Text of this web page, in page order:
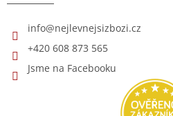
info@nejlevnejsizbozi.cz
+420 608 873 565
Jsme na Facebooku